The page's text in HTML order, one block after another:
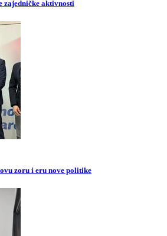
zajedničke aktivnosti
zoru i eru nove politike